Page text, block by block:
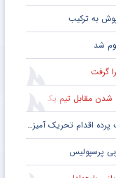
به ترکیب
شد
گرفت
تیم یک استقلالی
خود مقابل هواداران پرسپولیس
پرسپولیس